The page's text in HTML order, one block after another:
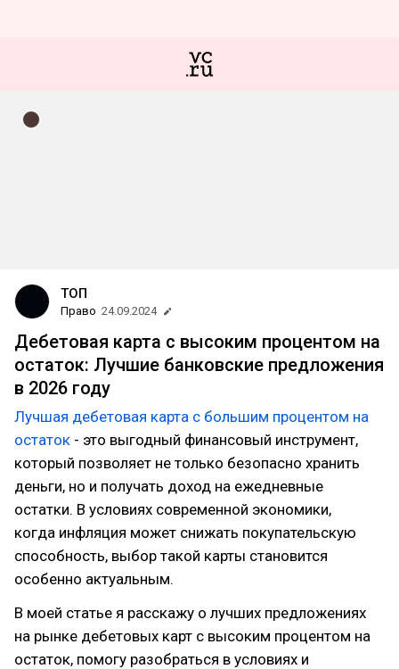
ТОП
Право 24.09.2024
Дебетовая карта с высоким процентом на
остаток: Лучшие банковские предложения
в 2026 году
Лучшая дебетовая карта с большим процентом на
остаток - это выгодный финансовый инструмент,
который позволяет не только безопасно хранить
деньги, но и получать доход на ежедневные
остатки. В условиях современной экономики,
когда инфляция может снижать покупательскую
способность, выбор такой карты становится
особенно актуальным.
В моей статье я расскажу о лучших предложениях
на рынке дебетовых карт с высоким процентом на
остаток, помогу разобраться в условиях и